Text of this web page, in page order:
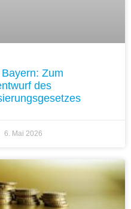
Zum
des
6. Mai 2026